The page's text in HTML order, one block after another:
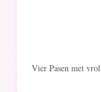
Vier Pasen met